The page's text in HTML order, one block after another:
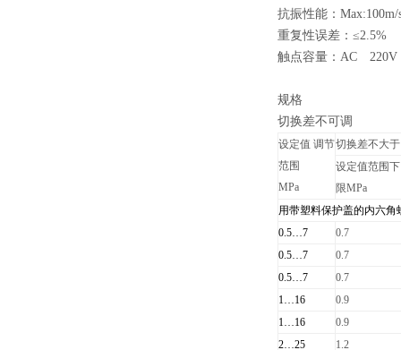
抗振性能：Max:100m/
重复性误差：≤2.5%
触点容量：AC
规格
切换差不可调
设定值 调节
范围
MPa
切换差不大于
设定值范围下
限MPa
用带塑料保护盖的内六角
0.5…7
0.7
0.5…7
0.7
0.5…7
0.7
1…16
0.9
1…16
0.9
2…25
1.2